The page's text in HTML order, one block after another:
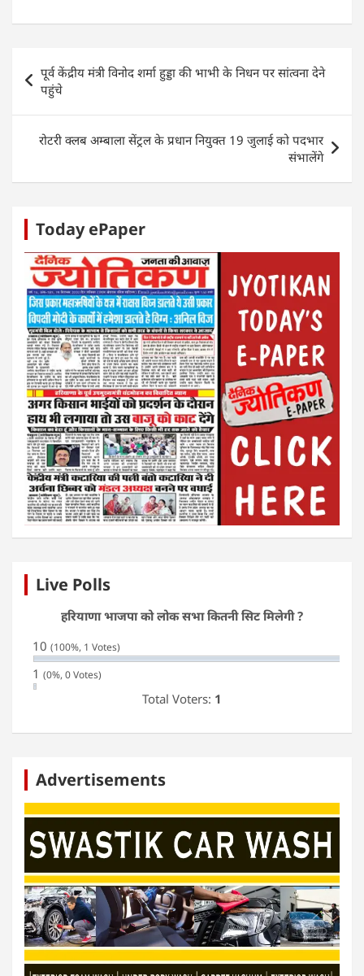
at
s
A
p
p
c
e
b
o
o
itt
er
k
e
dI
n
ss
e
n
g
er
ar
e
Post
navigation
पूर्व केंद्रीय मंत्री विनोद शर्मा हुड्डा की भाभी के निधन पर सांत्वना देने
पहुंचे
रोटरी क्लब अम्बाला सेंट्रल के प्रधान नियुक्त 19 जुलाई को पदभार
संभालेंगे
Today ePaper
Live Polls
हरियाणा भाजपा को लोक सभा कितनी सिट मिलेगी ?
10 (100%, 1 Votes)
1 (0%, 0 Votes)
Total Voters: 1
Advertisements